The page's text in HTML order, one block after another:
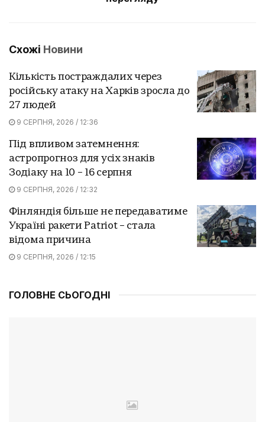
Схожі Новини
Кількість постраждалих через
російську атаку на Харків зросла до
27 людей
9 СЕРПНЯ, 2026 / 12:36
Під впливом затемнення:
астропрогноз для усіх знаків
Зодіаку на 10 – 16 серпня
9 СЕРПНЯ, 2026 / 12:32
Фінляндія більше не передаватиме
Україні ракети Patriot – стала
відома причина
9 СЕРПНЯ, 2026 / 12:15
ГОЛОВНЕ СЬОГОДНІ